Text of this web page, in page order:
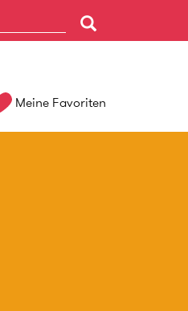
Meine Favoriten